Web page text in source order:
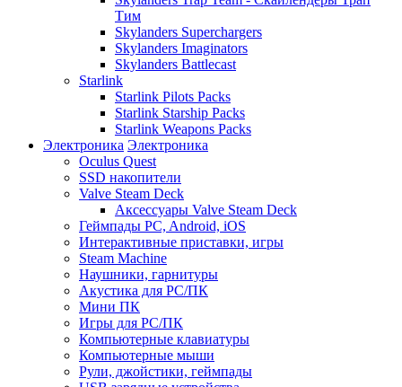
Тим
Skylanders Superchargers
Skylanders Imaginators
Skylanders Battlecast
Starlink
Starlink Pilots Packs
Starlink Starship Packs
Starlink Weapons Packs
Электроника Электроника
Oculus Quest
SSD накопители
Valve Steam Deck
Аксессуары Valve Steam Deck
Геймпады PC, Android, iOS
Интерактивные приставки, игры
Steam Machine
Наушники, гарнитуры
Акустика для PC/ПК
Мини ПК
Игры для PC/ПК
Компьютерные клавиатуры
Компьютерные мыши
Рули, джойстики, геймпады